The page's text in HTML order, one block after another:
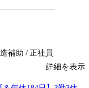
補助 / 正社員
詳細を表示